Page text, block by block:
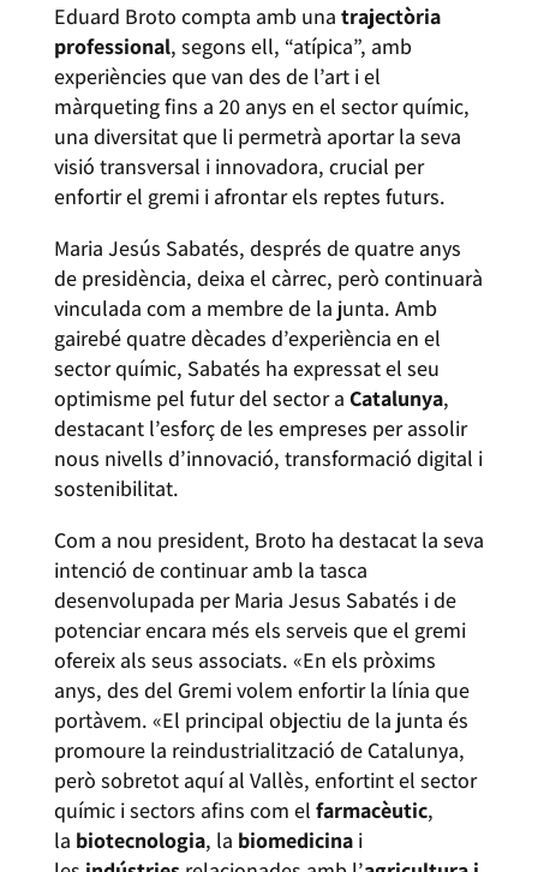
Eduard Broto compta amb una trajectòria
professional, segons ell, “atípica”, amb
experiències que van des de l’art i el
màrqueting fins a 20 anys en el sector químic,
una diversitat que li permetrà aportar la seva
visió transversal i innovadora, crucial per
enfortir el gremi i afrontar els reptes futurs.
Maria Jesús Sabatés, després de quatre anys
de presidència, deixa el càrrec, però continuarà
vinculada com a membre de la junta. Amb
gairebé quatre dècades d’experiència en el
sector químic, Sabatés ha expressat el seu
optimisme pel futur del sector a Catalunya,
destacant l’esforç de les empreses per assolir
nous nivells d’innovació, transformació digital i
sostenibilitat.
Com a nou president, Broto ha destacat la seva
intenció de continuar amb la tasca
desenvolupada per Maria Jesus Sabatés i de
potenciar encara més els serveis que el gremi
ofereix als seus associats. «En els pròxims
anys, des del Gremi volem enfortir la línia que
portàvem. «El principal objectiu de la junta és
promoure la reindustrialització de Catalunya,
però sobretot aquí al Vallès, enfortint el sector
químic i sectors afins com el farmacèutic,
la biotecnologia, la biomedicinai